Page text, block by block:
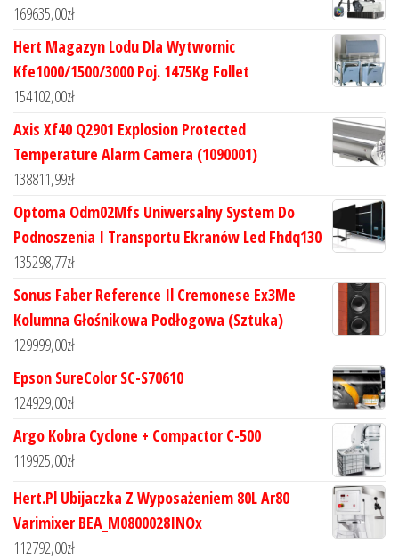
169635,00zł
Hert Magazyn Lodu Dla Wytwornic
Kfe1000/1500/3000 Poj. 1475Kg Follet
154102,00zł
Axis Xf40 Q2901 Explosion Protected
Temperature Alarm Camera (1090001)
138811,99zł
Optoma Odm02Mfs Uniwersalny System Do
Podnoszenia I Transportu Ekranów Led Fhdq130
135298,77zł
Sonus Faber Reference Il Cremonese Ex3Me
Kolumna Głośnikowa Podłogowa (Sztuka)
129999,00zł
Epson SureColor SC-S70610
124929,00zł
Argo Kobra Cyclone + Compactor C-500
119925,00zł
Hert.Pl Ubijaczka Z Wyposażeniem 80L Ar80
Varimixer BEA_M0800028INOx
112792,00zł